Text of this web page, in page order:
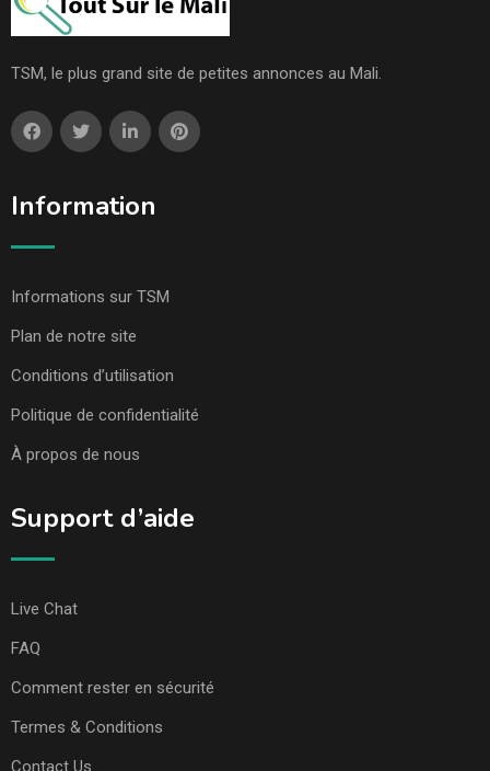
TSM, le plus grand site de petites annonces au Mali.
Information
Informations sur TSM
Plan de notre site
Conditions d’utilisation
Politique de confidentialité
À propos de nous
Support d’aide
Live Chat
FAQ
Comment rester en sécurité
Termes & Conditions
Contact Us